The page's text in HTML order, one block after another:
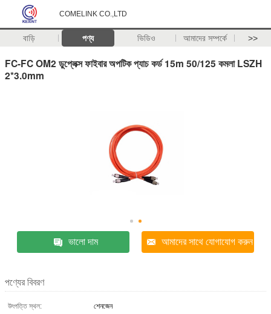
COMELINK CO.,LTD
বাড়ি পণ্য ভিডিও আমাদের সম্পর্কে >>
FC-FC OM2 ডুপ্লেক্স ফাইবার অপটিক প্যাচ কর্ড 15m 50/125 কমলা LSZH
2*3.0mm
ভালো দাম আমাদের সাথে যোগাযোগ করুন
পণ্যের বিবরণ
উৎপত্তি স্থল:
শেনজেন